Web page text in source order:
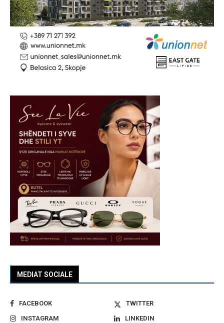
MEDIAT SOCIALE
FACEBOOK
TWITTER
INSTAGRAM
LINKEDIN